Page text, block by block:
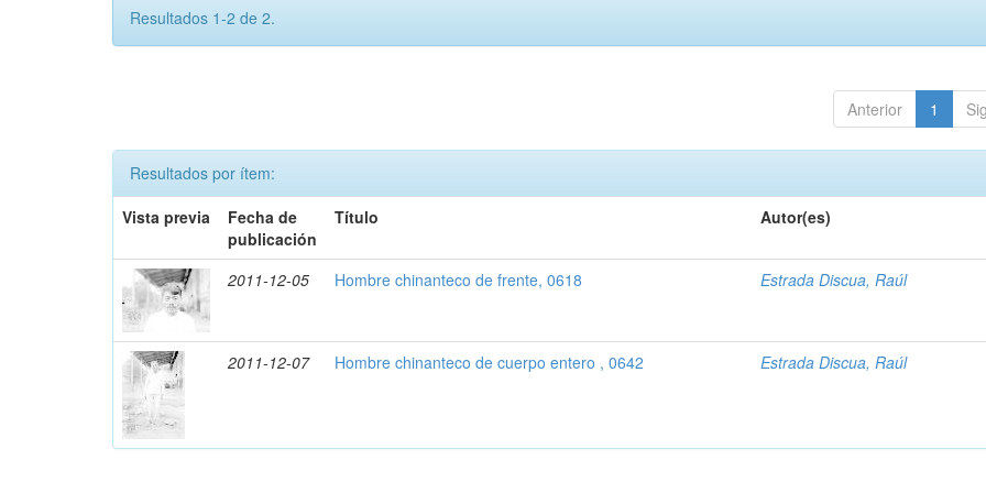
Resultados 1-2 de 2.
Anterior 1
Resultados por ítem:
Vista previa
Fecha de
publicación
Título Autor(es)
2011-12-05 Hombre chinanteco de frente, 0618 Estrada Discua, Raúl
2011-12-07 Hombre chinanteco de cuerpo entero , 0642 Estrada Discua, Raúl